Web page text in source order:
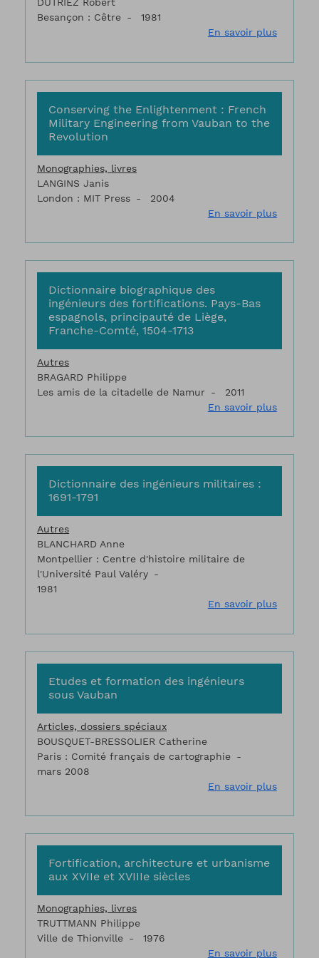
DUTRIEZ Robert
Besançon : Cêtre
1981
En savoir plussur
Conserving the Enlightenment : French
Military Engineering from Vauban to the
Revolution
Monographies, livres
LANGINS Janis
London : MIT Press
2004
En savoir plussur
Dictionnaire biographique des
ingénieurs des fortifications. Pays-Bas
espagnols, principauté de Liège,
Franche-Comté, 1504-1713
Autres
BRAGARD Philippe
Les amis de la citadelle de Namur
2011
En savoir plussur
Dictionnaire des ingénieurs militaires :
1691-1791
Autres
BLANCHARD Anne
Montpellier : Centre d'histoire militaire de
l'Université Paul Valéry
1981
En savoir plussur
Etudes et formation des ingénieurs
sous Vauban
Articles, dossiers spéciaux
BOUSQUET-BRESSOLIER Catherine
Paris : Comité français de cartographie
mars 2008
En savoir plussur
Fortification, architecture et urbanisme
aux XVIIe et XVIIIe siècles
Monographies, livres
TRUTTMANN Philippe
Ville de Thionville
1976
En savoir plussur